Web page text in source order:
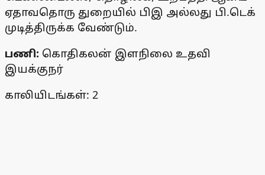
ஏதாவதொரு துறையில் பிஇ அல்லது பி.டெக்
முடித்திருக்க வேண்டும்.
பணி: கொதிகலன் இளநிலை உதவி
இயக்குநர்
காலியிடங்கள்: 2